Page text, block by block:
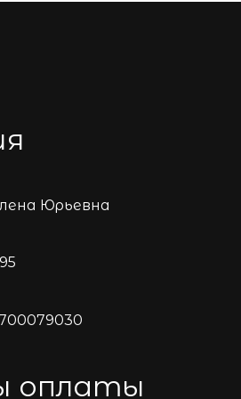
Юрьевна
оплаты